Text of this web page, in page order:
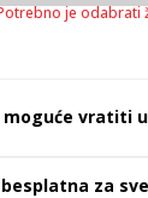
je odabrati
moguće vratiti
za